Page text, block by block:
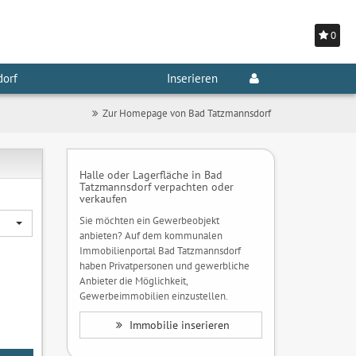
0
Inserieren
Zur Homepage von Bad Tatzmannsdorf
Halle oder Lagerfläche in Bad
Tatzmannsdorf verpachten oder
verkaufen
Sie möchten ein Gewerbeobjekt
anbieten? Auf dem kommunalen
Immobilienportal Bad Tatzmannsdorf
haben Privatpersonen und gewerbliche
Anbieter die Möglichkeit,
Gewerbeimmobilien einzustellen.
Immobilie inserieren